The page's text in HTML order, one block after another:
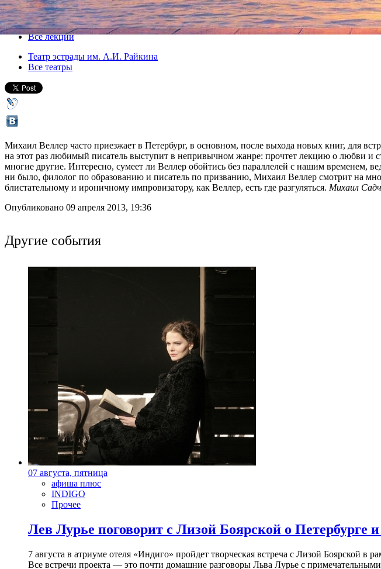
10 апреля 2013, среда,19.00
Версия для печати
Все лекции
Театр эстрады им. А.И. Райкина
Все театры
Михаил Веллер часто приезжает в Петербург, в основном, после выхода новых книг, для
на этот раз любимый писатель выступит в непривычном жанре: прочтет лекцию о любви и
многие другие. Интересно, сумеет ли Веллер обойтись без параллелей с нашим временем,
ни было, филолог по образованию и писатель по призванию, Михаил Веллер смотрит на
блистательному и ироничному импровизатору, как Веллер, есть где разгуляться. Михаил
Опубликовано 09 апреля 2013, 19:36
Другие события
07 августа, пятница
афиша плюс
INDIGO
Прочее
Лев Лурье поговорит с Лизой Боярской о Петербурге и
7 августа в атриуме отеля «Индиго» пройдет творческая встреча с Лизой Боярской
Все встречи проекта — это почти домашние разговоры Льва Лурье с